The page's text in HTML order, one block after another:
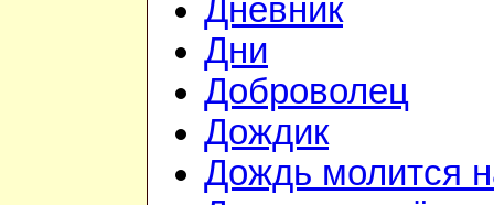
Дневник
Дни
Доброволец
Дождик
Дождь молится